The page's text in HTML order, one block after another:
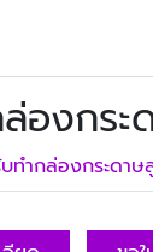
องกระ
ทํากล่องกระดา